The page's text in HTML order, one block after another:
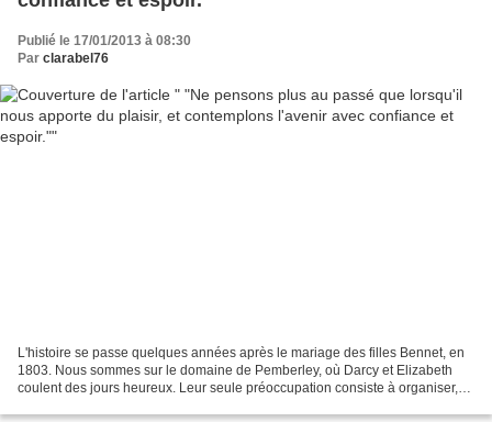
Publié le 17/01/2013 à 08:30
Par clarabel76
L'histoire se passe quelques années après le mariage des filles Bennet, en
1803. Nous sommes sur le domaine de Pemberley, où Darcy et Elizabeth
coulent des jours heureux. Leur seule préoccupation consiste à organiser,